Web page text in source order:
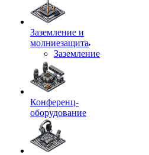
Заземление и
молниезащита
Заземление
Конференц-
оборудование